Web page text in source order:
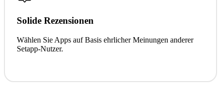
Solide Rezensionen
Wählen Sie Apps auf Basis ehrlicher Meinungen anderer
Setapp-Nutzer.